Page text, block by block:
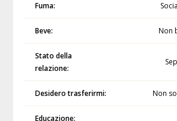
Fuma:
Beve: Non
Stato della
relazione:
Desidero trasferirmi: Non
Educazione: